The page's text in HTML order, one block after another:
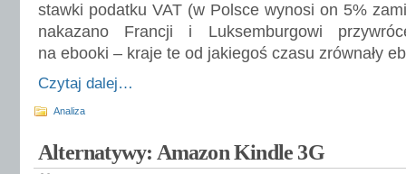
stawki podatku VAT (w Polsce wynosi on 5%
nakazano Francji i Luksemburgowi
na ebooki – kraje te od jakiegoś czasu zrównały
Czytaj dalej…
Analiza
Alternatywy: Amazon Kindle 3G